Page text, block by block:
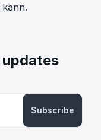
Subscribe